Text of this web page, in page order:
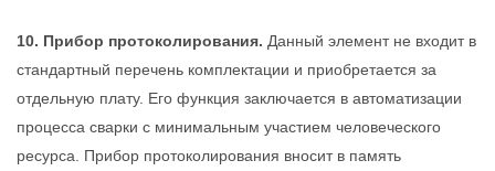
10. Прибор протоколирования. Данный элемент не входит в
стандартный перечень комплектации и приобретается за
отдельную плату. Его функция заключается в автоматизации
процесса сварки с минимальным участием человеческого
ресурса. Прибор протоколирования вносит в память